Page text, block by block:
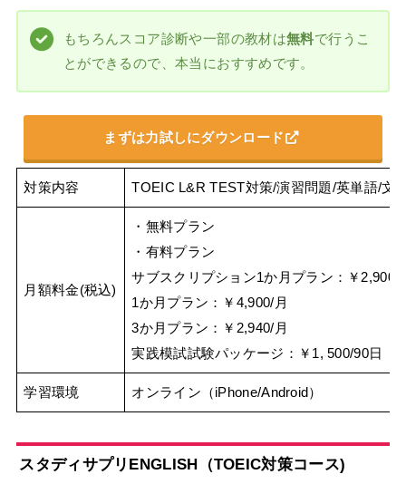
もちろんスコア診断や一部の教材は無料で行うこ
とができるので、本当におすすめです。
まずは力試しにダウンロード
対策内容 TOEIC L&R TEST対策/演習問題/英単語/文
月額料金(税込)
・無料プラン
・有料プラン
サブスクリプション1か月プラン：￥2,900/
1か月プラン：￥4,900/月
3か月プラン：￥2,940/月
実践模試試験パッケージ：￥1, 500/90日
学習環境 オンライン（iPhone/Android）
スタディサプリENGLISH（TOEIC対策コース)